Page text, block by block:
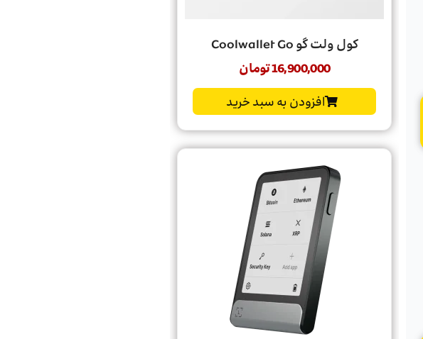
کول ولت گو Coolwallet Go
16,900,000تومان
افزودن به سبد خرید